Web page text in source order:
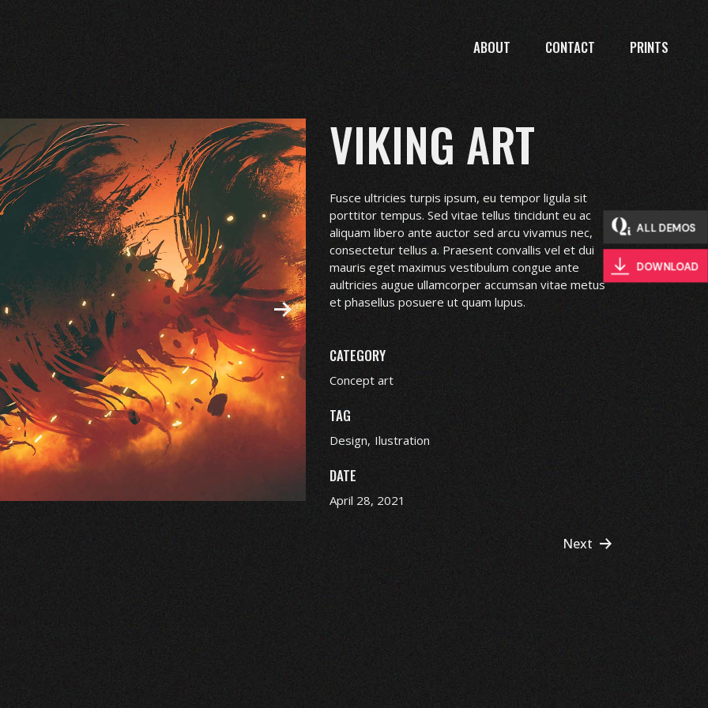
ALL DEMOS
DOWNLOAD
ABOUT CONTACT PRINTS
VIKING ART
Fusce ultricies turpis ipsum, eu tempor ligula sit
porttitor tempus. Sed vitae tellus tincidunt eu ac
aliquam libero ante auctor sed arcu vivamus nec,
consectetur tellus a. Praesent convallis vel et dui
mauris eget maximus vestibulum congue ante
aultricies augue ullamcorper accumsan vitae metus
et phasellus posuere ut quam lupus.
CATEGORY
Concept art
TAG
Design Ilustration
DATE
April 28, 2021
Next